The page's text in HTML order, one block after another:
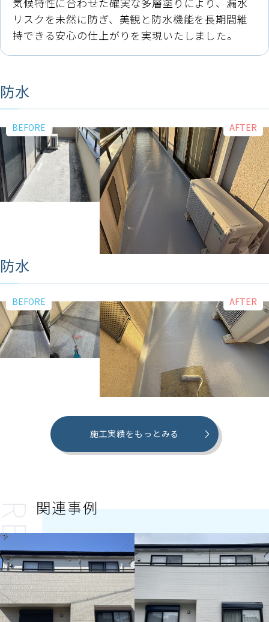
リスクを未然に防ぎ、美観と防水機能を長期間維
持できる安心の仕上がりを実現いたしました。
防水
防水
施工実績をもっとみる
関連事例